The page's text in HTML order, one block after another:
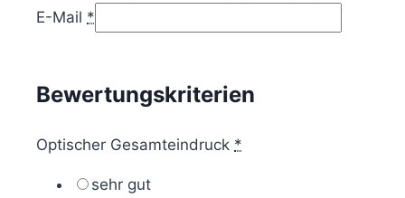
E-Mail *
Bewertungskriterien
Optischer Gesamteindruck *
sehr gut